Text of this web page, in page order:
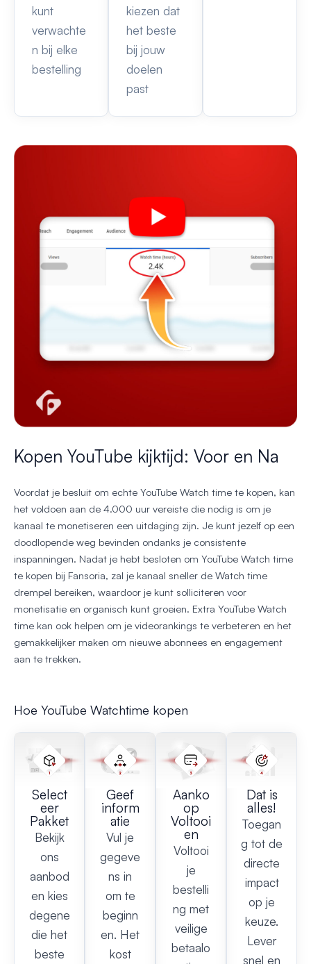
kunt
verwachte
n bij elke
bestelling
kiezen dat
het beste
bij jouw
doelen
past
Kopen YouTube kijktijd: Voor en Na
Voordat je besluit om echte YouTube Watch time te kopen, kan
het voldoen aan de 4.000 uur vereiste die nodig is om je
kanaal te monetiseren een uitdaging zijn. Je kunt jezelf op een
doodlopende weg bevinden ondanks je consistente
inspanningen. Nadat je hebt besloten om YouTube Watch time
te kopen bij Fansoria, zal je kanaal sneller de Watch time
drempel bereiken, waardoor je kunt solliciteren voor
monetisatie en organisch kunt groeien. Extra YouTube Watch
time kan ook helpen om je videorankings te verbeteren en het
gemakkelijker maken om nieuwe abonnees en engagement
aan te trekken.
Hoe YouTube Watchtime kopen
Select
eer
Pakket
Bekijk
ons
aanbod
en kies
degene
die het
beste
Geef
inform
atie
Vul je
gegeve
ns in
om te
beginn
en. Het
kost
Aanko
op
Voltooi
en
Voltooi
je
bestelli
ng met
veilige
betaalo
Dat is
alles!
Toegan
g tot de
directe
impact
op je
keuze.
Lever
snel en